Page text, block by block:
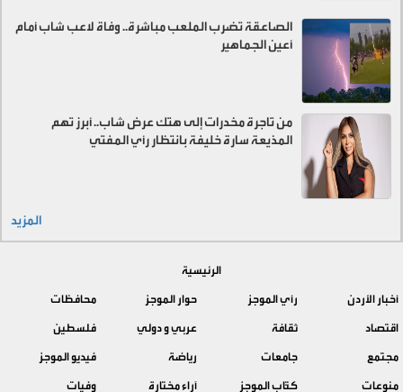
الصاعقة تضرب الملعب مباشرة.. وفاة لاعب شاب أمام
أعين الجماهير
من تاجرة مخدرات إلى هتك عرض شاب.. أبرز تهم
المذيعة سارة خليفة بانتظار رأي المفتي
المزيد
الرئيسية
أخبار الأردن
رأي الموجز حوار الموجز
محافظات
اقتصاد
ثقافة عربي و دولي
فلسطين
مجتمع
جامعات رياضة
فيديو الموجز
منوعات
كتّاب الموجز آراء مختارة وفيات